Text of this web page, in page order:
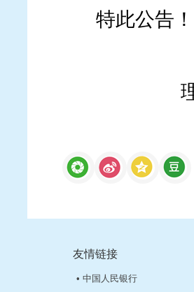
特此公告！
友情链接
• 中国人民银行